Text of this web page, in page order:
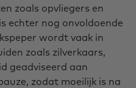
zoals opvliegers en
echter nog onvoldoende
wordt vaak in
zoals zilverkaars,
geadviseerd aan
zodat moeilijk is na